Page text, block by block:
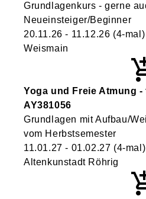
Grundlagenkurs - gerne
Neueinsteiger/Beginner
20.11.26 - 11.12.26 (4-mal)
Weismain
Yoga und Freie Atmung
AY381056
Grundlagen mit Aufbau/
vom Herbstsemester
11.01.27 - 01.02.27 (4-mal)
Altenkunstadt Röhrig